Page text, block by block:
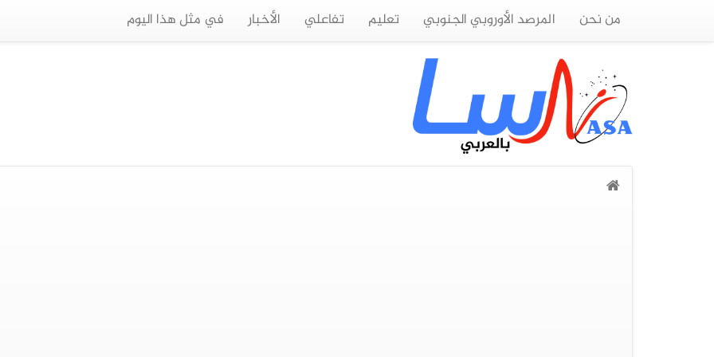
من نحن المرصد الأوروبي الجنوبي تعليم تفاعلي الأخبار في مثل هذا اليوم